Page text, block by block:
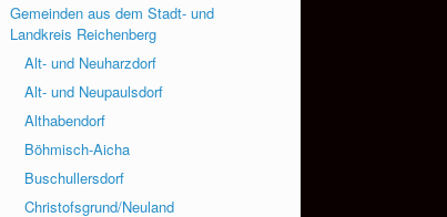
Gemeinden aus dem Stadt- und
Landkreis Reichenberg
Alt- und Neuharzdorf
Alt- und Neupaulsdorf
Althabendorf
Böhmisch-Aicha
Buschullersdorf
Christofsgrund/Neuland